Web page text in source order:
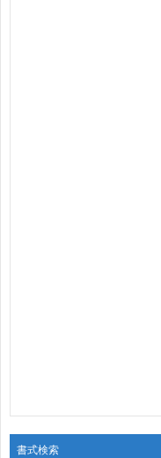
書式検索